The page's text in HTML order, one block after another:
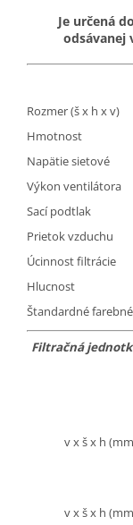
Je určená
odsávanej
Rozmer (š x h x v)
Hmotnost
Napätie sietové
Výkon ventilátora
Sací podtlak
Prietok vzduchu
Úcinnost filtrácie
Hlucnost
Štandardné
Filtračná
v x š x h
v x š x h